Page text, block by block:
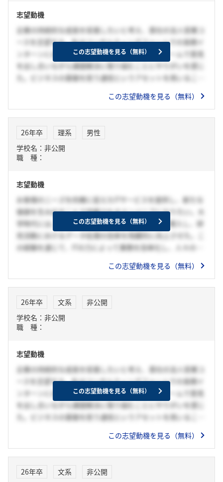
志望動機
企業の持続的な成長を促進したいと考え、貴社の法人営業コ
ースを志望する。私はコンサルティングファームでの長期イ
ンターンにおいて、クライアントに寄り添い、チームで意見
を出し合いながら課題解決に取り組むことにやりがいを感じ
た。ビジネスの基盤を担う通信というアセットを用いること
とともにビジネスを「共創」するという姿勢が強く、サポー
った思考力」と「やり抜く力」を生かしたい。長期インター
ンでは、１つの視点に縛られることなく様々な視点で最後ま
で考え続けることでクライアントに満足していただける成果
表層的な課題から潜在的なニーズを汲み取り、アプローチし
ていきたい。
この志望動機を見る（無料）
この志望動機を見る（無料）
26年卒 理系
男性
学校名：非公開
職 種：
志望動機
お客様のニーズを的確に捉えたITサービスを提供し、新たな
価値を生み出すことで信頼されるエンジニアになりたい。大
学時代には、VBAを活用してプログラムを開発・導入し、研
究活動におけるデータ処理の効率を飛躍的に向上させた。こ
の経験を通じて、ITの力によって業務を効率化し、人々の利
なシステム開発に携わり、ITを通じて社会全体に貢献したい
客様の課題解決に尽力したい。そのためには、お客様の業務
や背景を深く理解し、同じ視点に立って課題を把握すること
が重要だと考えている。また、アルバイトで培った「お客様
し、ITの分野でも本質的な課題を見極めながら、より良いサ
ービスを提供できるよう努めたい。
この志望動機を見る（無料）
この志望動機を見る（無料）
26年卒 文系
非公開
学校名：非公開
職 種：
志望動機
企業の持続的な成長を促進したいと考え、貴社の法人営業コ
ースを志望する。私はコンサルティングファームでの長期イ
ンターンにおいて、クライアントに寄り添い、チームで意見
を出し合いながら課題解決に取り組むことにやりがいを感じ
た。ビジネスの基盤を担う通信というアセットを用いること
とともにビジネスを「共創」するという姿勢が強く、サポー
った思考力」と「やり抜く力」を生かしたい。長期インター
この志望動機を見る（無料）
この志望動機を見る（無料）
26年卒 文系
非公開